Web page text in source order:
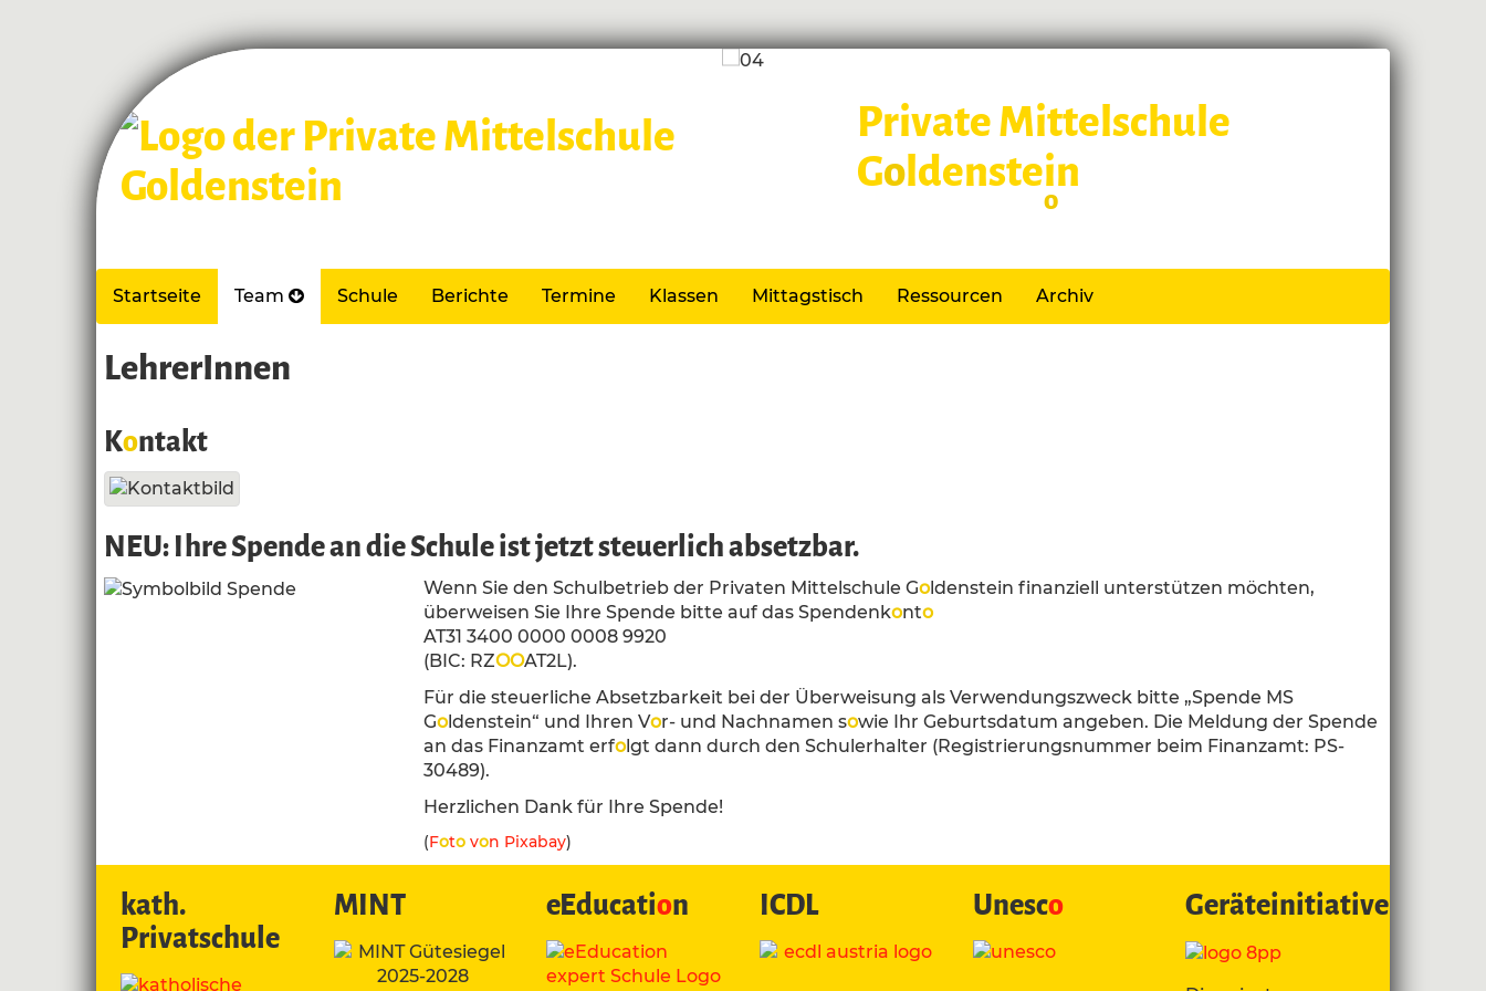
Private Mittelschule
Goldenstein
Lernen im Schlo
Startseite Team Schule Berichte Termine Klassen Mittagstisch Ressourcen Archiv
LehrerInnen
Kontakt
NEU: Ihre Spende an die Schule ist jetzt steuerlich absetzbar.
Wenn Sie den Schulbetrieb der Privaten Mittelschule Goldenstein finanziell unterstützen möchten,
überweisen Sie Ihre Spende bitte auf das Spendenkonto
AT31 3400 0000 0008 9920
(BIC: RZOOAT2L).
Für die steuerliche Absetzbarkeit bei der Überweisung als Verwendungszweck bitte „Spende MS
Goldenstein“ und Ihren Vor- und Nachnamen sowie Ihr Geburtsdatum angeben. Die Meldung der Spende
an das Finanzamt erfolgt dann durch den Schulerhalter (Registrierungsnummer beim Finanzamt: PS-
30489).
Herzlichen Dank für Ihre Spende!
(Foto von Pixabay)
kath.
Privatschule
MINT eEducation ICDL Unesco Geräteinitiative